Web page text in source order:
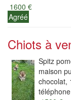
1600 €
Agréé
Chiots à
Spitz
maison
chocolat,